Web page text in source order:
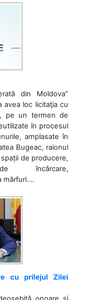
din Moldova”
avea loc licitaţia cu
pe un termen de
în procesul
amplasate în
Bugeac, raionul
de producere,
încărcare,
mărfuri....
cu prilejul Zilei